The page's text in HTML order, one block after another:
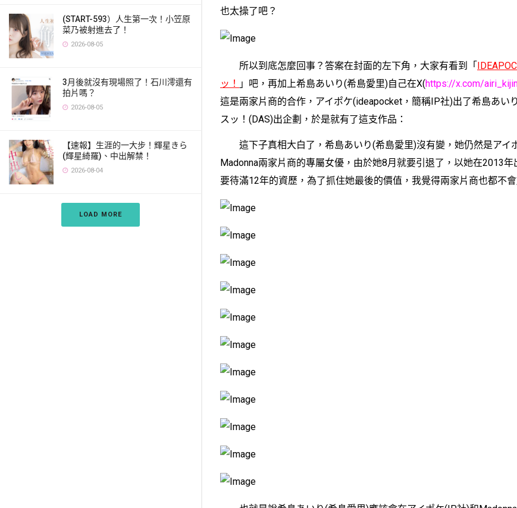
(START-593）人生第一次！小笠原
菜乃被射進去了！
2026-08-05
3月後就沒有現場照了！石川澪還有
拍片嗎？
2026-08-05
【速報】生涯的一大步！輝星きら
(輝星綺羅)、中出解禁！
2026-08-04
LOAD MORE
也太操了吧？
所以到底怎麼回事？答案在封面的左下角，大家有看到「
ッ！ 」吧，再加上希島あいり(希島愛里)自己在X(https://x.com/
這是兩家片商的合作，アイポケ(ideapocket，簡稱IP社)出了希島あい
スッ！(DAS)出企劃，於是就有了這支作品：
這下子真相大白了，希島あいり(希島愛里)沒有變，她仍然是アイ
Madonna兩家片商的專屬女優，由於她8月就要引退了，以她在2013
要待滿12年的資歷，為了抓住她最後的價值，我覺得兩家片商也都不